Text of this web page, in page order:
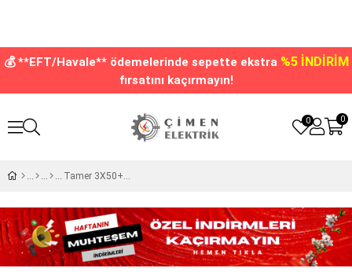
💰 **EFT/Havale** ödemelerinde sepette ekstra %5 İNDİRİM
fırsatını kaçırmayın!
0
0
Tamer 3X50+25 Vidalı Şeffaf Reçineli Ek Muf VYE1-35025